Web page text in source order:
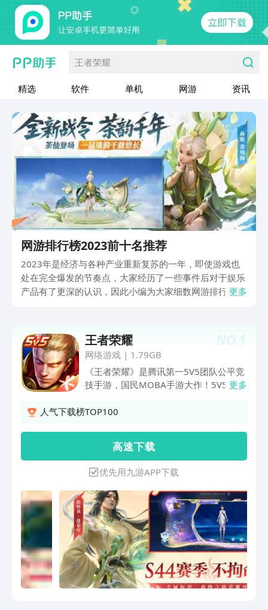
王者荣耀
精选 软件 单机 网游 资讯
网游排行榜2023前十名推荐
2023年是经济与各种产业重新复苏的一年，即使游戏也
处在完全爆发的节奏点，大家经历了一些事件后对于娱乐
产品有了更深的认识，因此小编为大家细数网游排行榜
可多方尝试享受最高等级的玩法。
更多
NO.1
王者荣耀
网络游戏| 1.79GB
《王者荣耀》是腾讯第一5V5团队公平竞
技手游，国民MOBA手游大作！5V5王者
契约之战、五军对决、边境突围等，带来
雄任凭选择，一血、五杀、超神，实力碾
压，收割全场！敌军即将到达战场，王者
召唤师快来集结好友，准备团战，就在
《王者荣耀》！
更多
人气下载榜TOP100
高 速 下 载
优先用九游APP下载